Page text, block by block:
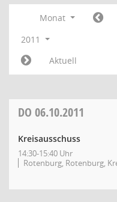
Monat
2011
Aktuell
DO 06.10.2011
Kreisausschuss
14:30-15:40 Uhr
Rotenburg, Rotenburg,